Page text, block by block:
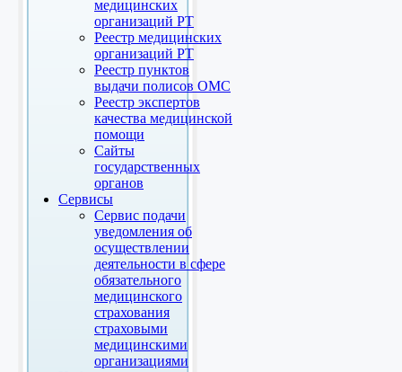
медицинских
организаций РТ
Реестр медицинских
организаций РТ
Реестр пунктов
выдачи полисов ОМС
Реестр экспертов
качества медицинской
помощи
Сайты
государственных
органов
Сервисы
Сервис подачи
уведомления об
осуществлении
деятельности в сфере
обязательного
медицинского
страхования
страховыми
медицинскими
организациями